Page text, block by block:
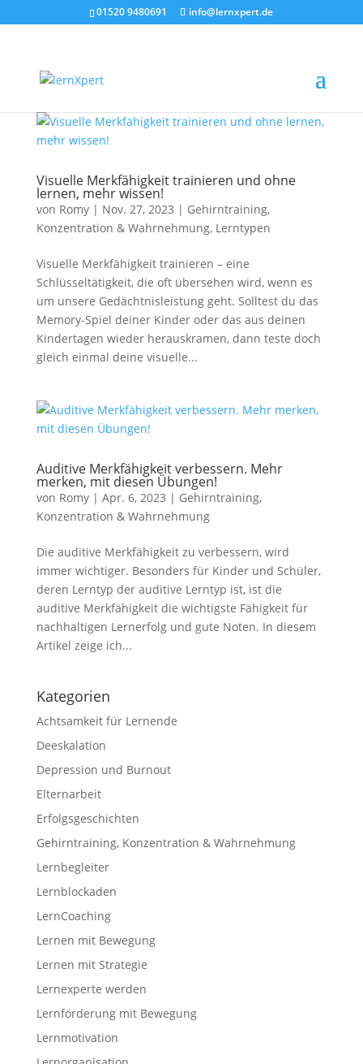
01520 9480691 info@lernxpert.de
Visuelle Merkfähigkeit trainieren und ohne
lernen, mehr wissen!
von Romy| Nov. 27, 2023 | Gehirntraining,
Konzentration & Wahrnehmung, Lerntypen
Visuelle Merkfähigkeit trainieren – eine
Schlüsseltätigkeit, die oft übersehen wird, wenn es
um unsere Gedächtnisleistung geht. Solltest du das
Memory-Spiel deiner Kinder oder das aus deinen
Kindertagen wieder herauskramen, dann teste doch
gleich einmal deine visuelle...
Auditive Merkfähigkeit verbessern. Mehr
merken, mit diesen Übungen!
von Romy| Apr. 6, 2023 | Gehirntraining,
Konzentration & Wahrnehmung
Die auditive Merkfähigkeit zu verbessern, wird
immer wichtiger. Besonders für Kinder und Schüler,
deren Lerntyp der auditive Lerntyp ist, ist die
auditive Merkfähigkeit die wichtigste Fähigkeit für
nachhaltigen Lernerfolg und gute Noten. In diesem
Artikel zeige ich...
Kategorien
Achtsamkeit für Lernende
Deeskalation
Depression und Burnout
Elternarbeit
Erfolgsgeschichten
Gehirntraining, Konzentration & Wahrnehmung
Lernbegleiter
Lernblockaden
LernCoaching
Lernen mit Bewegung
Lernen mit Strategie
Lernexperte werden
Lernförderung mit Bewegung
Lernmotivation